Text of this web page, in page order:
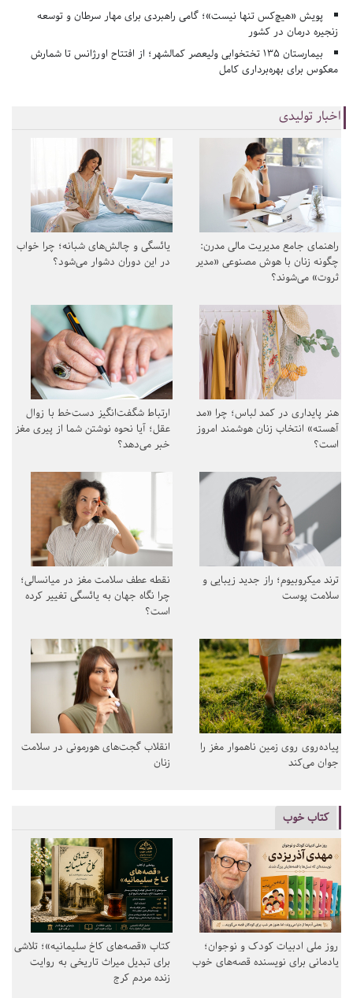
پویش «هیچ‌کس تنها نیست»؛ گامی راهبردی برای مهار سرطان و توسعه
زنجیره درمان در کشور
بیمارستان ۱۳۵ تختخوابی ولیعصر کمالشهر؛ از افتتاح اورژانس تا شمارش
معکوس برای بهره‌برداری کامل
اخبار تولیدی
راهنمای جامع مدیریت مالی مدرن:
چگونه زنان با هوش مصنوعی «مدیر
ثروت» می‌شوند؟
یائسگی و چالش‌های شبانه؛ چرا خواب
در این دوران دشوار می‌شود؟
هنر پایداری در کمد لباس؛ چرا «مد
آهسته» انتخاب زنان هوشمند امروز
است؟
ارتباط شگفت‌انگیز دست‌خط با زوال
عقل؛ آیا نحوه نوشتن شما از پیری مغز
خبر می‌دهد؟
ترند میکروبیوم؛ راز جدید زیبایی و
سلامت پوست
نقطه عطف سلامت مغز در میانسالی؛
چرا نگاه جهان به یائسگی تغییر کرده
است؟
پیاده‌روی روی زمین ناهموار مغز را
جوان می‌کند
انقلاب گجت‌های هورمونی در سلامت
زنان
کتاب خوب
روز ملی ادبیات کودک و نوجوان؛
یادمانی برای نویسنده قصه‌های خوب
کتاب «قصه‌های کاخ سلیمانیه»؛ تلاشی
برای تبدیل میراث تاریخی به روایت
زنده مردم کرج